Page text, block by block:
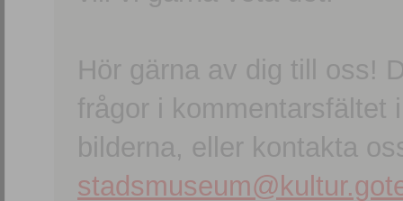
Hör gärna av dig till oss!
frågor i kommentarsfältet
bilderna, eller kontakta